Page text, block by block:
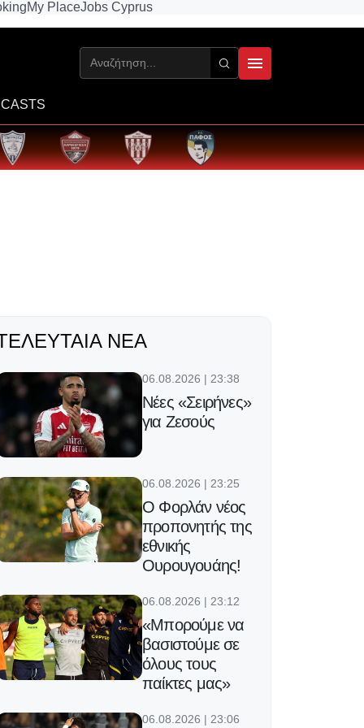
My PlaceJobs Cyprus
ΝΈΑ
06.08.2026 | 23:38
Νέες «Σειρήνες»
για Ζεσούς
06.08.2026 | 23:25
Ο Φορλάν νέος
προπονητής της
εθνικής
Ουρουγουάης!
06.08.2026 | 23:12
«Μπορούμε να
βασιστούμε σε
όλους τους
παίκτες μας»
06.08.2026 | 23:06